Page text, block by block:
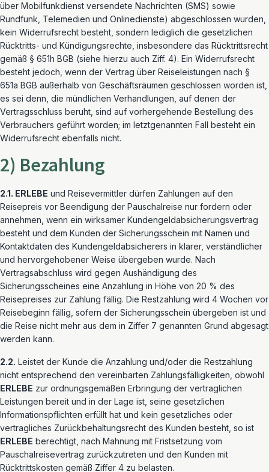
über Mobilfunkdienst versendete Nachrichten (SMS) sowie
Rundfunk, Telemedien und Onlinedienste) abgeschlossen wurden,
kein Widerrufsrecht besteht, sondern lediglich die gesetzlichen
Rücktritts- und Kündigungsrechte, insbesondere das Rücktrittsrecht
gemäß § 651h BGB (siehe hierzu auch Ziff. 4). Ein Widerrufsrecht
besteht jedoch, wenn der Vertrag über Reiseleistungen nach §
651a BGB außerhalb von Geschäftsräumen geschlossen worden ist,
es sei denn, die mündlichen Verhandlungen, auf denen der
Vertragsschluss beruht, sind auf vorhergehende Bestellung des
Verbrauchers geführt worden; im letztgenannten Fall besteht ein
Widerrufsrecht ebenfalls nicht.
2) Bezahlung
2.1. ERLEBE und Reisevermittler dürfen Zahlungen auf den
Reisepreis vor Beendigung der Pauschalreise nur fordern oder
annehmen, wenn ein wirksamer Kundengeldabsicherungsvertrag
besteht und dem Kunden der Sicherungsschein mit Namen und
Kontaktdaten des Kundengeldabsicherers in klarer, verständlicher
und hervorgehobener Weise übergeben wurde. Nach
Vertragsabschluss wird gegen Aushändigung des
Sicherungsscheines eine Anzahlung in Höhe von 20 % des
Reisepreises zur Zahlung fällig. Die Restzahlung wird 4 Wochen vor
Reisebeginn fällig, sofern der Sicherungsschein übergeben ist und
die Reise nicht mehr aus dem in Ziffer 7 genannten Grund abgesagt
werden kann.
2.2. Leistet der Kunde die Anzahlung und/oder die Restzahlung
nicht entsprechend den vereinbarten Zahlungsfälligkeiten, obwohl
ERLEBE zur ordnungsgemäßen Erbringung der vertraglichen
Leistungen bereit und in der Lage ist, seine gesetzlichen
Informationspflichten erfüllt hat und kein gesetzliches oder
vertragliches Zurückbehaltungsrecht des Kunden besteht, so ist
ERLEBE berechtigt, nach Mahnung mit Fristsetzung vom
Pauschalreisevertrag zurückzutreten und den Kunden mit
Rücktrittskosten gemäß Ziffer 4 zu belasten.